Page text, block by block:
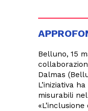
Belluno, 15
Dalmas
L’iniziativa
misurabili